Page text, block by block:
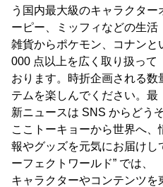
う国内最大級のキャラクタ
ーピー、ミッフィなどの生活
雑貨からポケモン、コナンと
000 点以上を広く取り扱って
おります。時折企画される数
テムを楽しんでください。最
新ニュースは SNS からどう
ここトーキョーから世界へ、
報やグッズを元気にお届けし
ーフェクトワールド” では、
キャラクターやコンテンツを